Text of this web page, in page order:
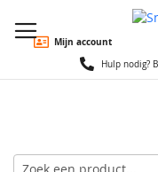
Mijn account
Hulp nodig?